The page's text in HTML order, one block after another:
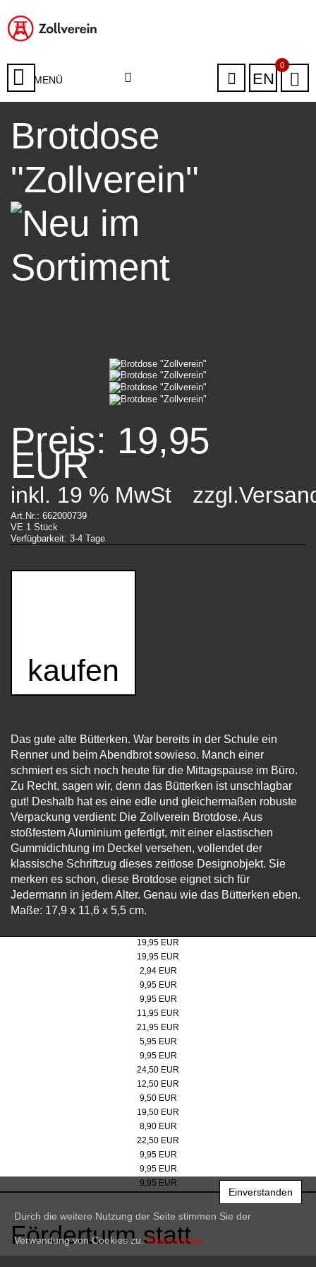
Einverstanden
Durch die weitere Nutzung der Seite stimmen Sie der
Verwendung von Cookies zu.Datenschutz
MENÜ EN
0
Brotdose
"Zollverein"
Preis: 19,95
EUR
inkl. 19 % MwSt
Art.Nr.: 662000739
VE 1 Stück
Verfügbarkeit: 3-4 Tage
kaufen
Das gute alte Bütterken. War bereits in der Schule ein
Renner und beim Abendbrot sowieso. Manch einer
schmiert es sich noch heute für die Mittagspause im Büro.
Zu Recht, sagen wir, denn das Bütterken ist unschlagbar
gut! Deshalb hat es eine edle und gleichermaßen robuste
Verpackung verdient: Die Zollverein Brotdose. Aus
stoßfestem Aluminium gefertigt, mit einer elastischen
Gummidichtung im Deckel versehen, vollendet der
klassische Schriftzug dieses zeitlose Designobjekt. Sie
merken es schon, diese Brotdose eignet sich für
Jedermann in jedem Alter. Genau wie das Bütterken eben.
Maße: 17,9 x 11,6 x 5,5 cm.
19,95 EUR
Brotdose Zollverein-Skyline
19,95 EUR
Lunchbox Motiv: Fritz
2,94 EUR
Grubenzucker
9,95 EUR
Grubensalz
9,95 EUR
Grubensalz geschenkverpackt
11,95 EUR
Gubensalz & -zucker Set
21,95 EUR
RuhrGoldSenf
5,95 EUR
Zollverein Trinkflasche aus Glas, 500 ml
9,95 EUR
2er Set Zollverein Gläser
24,50 EUR
Glas in Geschenkkartonage
12,50 EUR
Edelstahlbecher mit Karabinerhaken
9,50 EUR
Emaillebecher
19,50 EUR
Kaffeebecher
8,90 EUR
Edelstahl Untersetzer
22,50 EUR
Frühstücksbrettchen Skyline
9,95 EUR
Frühstücksbrettchen Helme
9,95 EUR
Frühstücksbrettchen Doppelbock
9,95 EUR
Förderturm statt